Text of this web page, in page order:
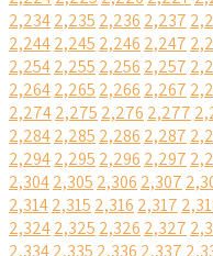
2,2342,235 2,236 2,237
2,2442,245 2,246 2,247
2,2542,255 2,256 2,257
2,2642,265 2,266 2,267
2,2742,275 2,276 2,277
2,2842,285 2,286 2,287
2,2942,295 2,296 2,297
2,3042,305 2,306 2,307
2,3142,315 2,316 2,317
2,3242,325 2,326 2,327